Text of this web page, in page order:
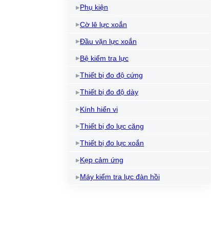
Phụ kiện
Cờ lê lực xoắn
Đầu vặn lực xoắn
Bệ kiểm tra lực
Thiết bị đo độ cứng
Thiết bị đo độ dày
Kính hiển vi
Thiết bị đo lực căng
Thiết bị đo lực xoắn
Kẹp cảm ứng
Máy kiểm tra lực đàn hồi